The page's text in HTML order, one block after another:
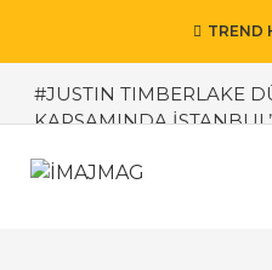
TREND
#JUSTIN TIMBERLAKE
KAPSAMINDA
#Zorlu PSM’de Mayıs